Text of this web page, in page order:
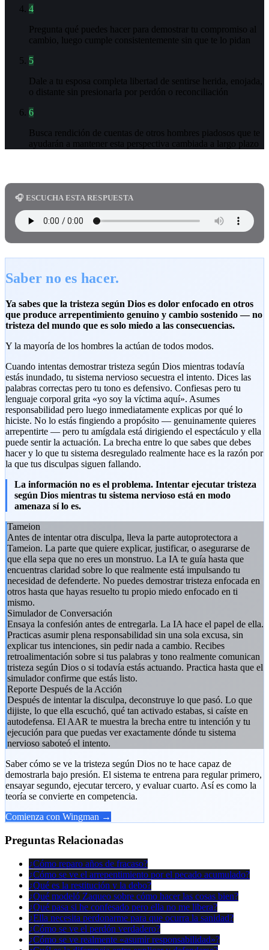
4
Pregunta qué puedes hacer para demostrar tu compromiso al
cambio, luego cumple consistentemente sin que te lo pidan
5
Dale a tu esposa completa libertad de sentirse herida, enojada,
o distante sin presionarla por perdón o reconciliación
6
Busca rendición de cuentas de otros hombres piadosos que te
ayudarán a mantener esta perspectiva cambiada a largo plazo
🎧 ESCUCHA ESTA RESPUESTA
Saber no es hacer.
Ya sabes que la tristeza según Dios es dolor enfocado en otros
que produce arrepentimiento genuino y cambio sostenido — no
tristeza del mundo que es solo miedo a las consecuencias.
Y la mayoría de los hombres la actúan de todos modos.
Cuando intentas demostrar tristeza según Dios mientras todavía
estás inundado, tu sistema nervioso secuestra el intento. Dices las
palabras correctas pero tu tono es defensivo. Confiesas pero tu
lenguaje corporal grita «yo soy la víctima aquí». Asumes
responsabilidad pero luego inmediatamente explicas por qué lo
hiciste. No lo estás fingiendo a propósito — genuinamente quieres
arrepentirte — pero tu amígdala está dirigiendo el espectáculo y ella
puede sentir la actuación. La brecha entre lo que sabes que debes
hacer y lo que tu sistema desregulado realmente hace es la razón por
la que tus disculpas siguen fallando.
La información no es el problema. Intentar ejecutar tristeza
según Dios mientras tu sistema nervioso está en modo
amenaza sí lo es.
Tameion
Antes de intentar otra disculpa, lleva la parte autoprotectora a
Tameion. La parte que quiere explicar, justificar, o asegurarse de
que ella sepa que no eres un monstruo. La IA te guía hasta que
encuentras claridad sobre lo que realmente está impulsando tu
necesidad de defenderte. No puedes demostrar tristeza enfocada en
otros hasta que hayas resuelto tu propio miedo enfocado en ti
mismo.
Simulador de Conversación
Ensaya la confesión antes de entregarla. La IA hace el papel de ella.
Practicas asumir plena responsabilidad sin una sola excusa, sin
explicar tus intenciones, sin pedir nada a cambio. Recibes
retroalimentación sobre si tus palabras y tono realmente comunican
tristeza según Dios o si todavía estás actuando. Practica hasta que el
simulador confirme que estás listo.
Reporte Después de la Acción
Después de intentar la disculpa, deconstruye lo que pasó. Lo que
dijiste, lo que ella escuchó, qué tan activado estabas, si caíste en
autodefensa. El AAR te muestra la brecha entre tu intención y tu
ejecución para que puedas ver exactamente dónde tu sistema
nervioso saboteó el intento.
Saber cómo se ve la tristeza según Dios no te hace capaz de
demostrarla bajo presión. El sistema te entrena para regular primero,
ensayar segundo, ejecutar tercero, y evaluar cuarto. Así es como la
teoría se convierte en competencia.
Comienza con Wingman →
Preguntas Relacionadas
¿Cómo reparo años de fracaso?
¿Cómo se ve el arrepentimiento por el pecado acumulado?
¿Qué es la restitución y la debo?
¿Qué modeló Zaqueo sobre cómo hacer las cosas bien?
¿Qué pasa si he confesado pero ella no me libera?
¿Ella necesita perdonarme para que ocurra la sanidad?
¿Cómo se ve el perdón verdadero?
¿Cómo se ve realmente «asumir responsabilidad»?